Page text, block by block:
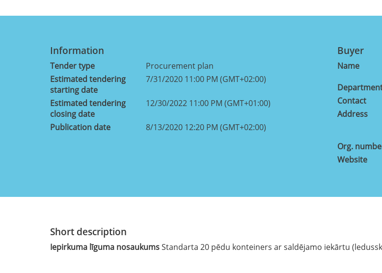
Information
Tender type
Procurement plan
Estimated tendering
starting date
7/31/2020 11:00 PM (GMT+02:00)
Estimated tendering
closing date
12/30/2022 11:00 PM (GMT+01:00)
Publication date 8/13/2020 12:20 PM (GMT+02:00)
Buyer
Name
Contact
Address
Org.
Website
Short description
Iepirkuma līguma nosaukumsStandarta 20 pēdu konteiners ar saldējamo iekārtu